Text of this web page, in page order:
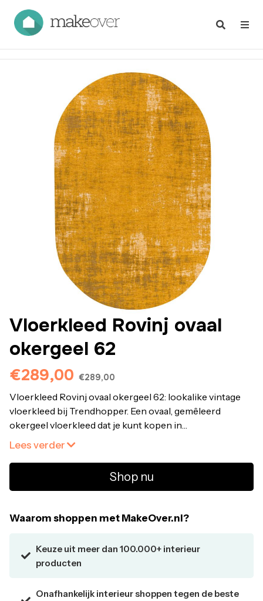
Vloerkleed Rovinj ovaal
okergeel 62
€289,00 €289,00
Vloerkleed Rovinj ovaal okergeel 62: lookalike vintage
vloerkleed bij Trendhopper. Een ovaal, gemêleerd
okergeel vloerkleed dat je kunt kopen in
standaardmaten en op maat kunt laten maken en
interieur past. Rovinj is een laagpolig vloerkleed met luxe
look en feel door chenillegaren. Korte draadjes verwerkt
verandert door de lichtinval. Een ovaal okergeel
woonkamer, kleed- of slaapkamer. Dit chenille
vloerkleed van Trendhopper bevat 34% katoen, 33%
natuurlijke en synthetische vloerkleden: ze houden
Lees verder
Shop nu
Waarom shoppen met MakeOver.nl?
Keuze uit meer dan 100.000+ interieur
producten
Onafhankelijk interieur shoppen tegen de beste